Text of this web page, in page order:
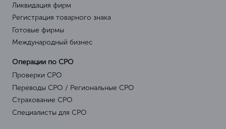
Ликвидация фирм
Регистрация товарного знака
Готовые фирмы
Международный бизнес
Операции по СРО
Проверки СРО
Переводы СРО / Региональные СРО
Страхование СРО
Специалисты для СРО